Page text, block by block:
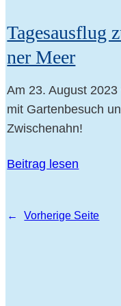
Tages­aus­flug
ner Meer
Am 23. August
mit Gar­ten­be­such
Zwischenahn!
Bei­trag lesen
← Vor­he­ri­ge Seite